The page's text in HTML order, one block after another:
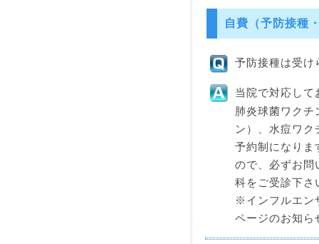
自費（予防接種
予防接種は受け
当院で対応して
肺炎球菌ワク
ン）、水痘ワ
予約制になりま
ので、必ずお問
科をご受診下さ
※インフルエン
ページのお知ら